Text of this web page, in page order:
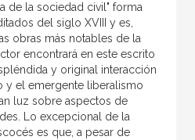
de la sociedad civil" forma
del siglo XVIII y es,
obras más notables de la
encontrará en este escrito
y original interacción
y el emergente liberalismo
luz sobre aspectos de
Lo excepcional de la
es que, a pesar de